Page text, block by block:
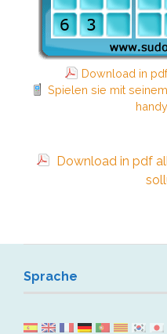
Download in pdf
Spielen sie mit seinem
handy
Download in pdf
Sprache